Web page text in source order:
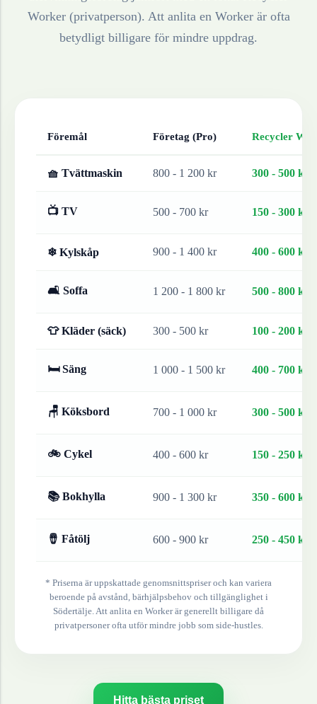
Worker (privatperson). Att anlita en Worker är ofta
betydligt billigare för mindre uppdrag.
Föremål Företag (Pro) Recycler
🧺 Tvättmaskin 800 - 1 200 kr 300 - 500 kr
📺 TV 500 - 700 kr 150 - 300 kr
❄ Kylskåp 900 - 1 400 kr 400 - 600 kr
🛋 Soffa 1 200 - 1 800 kr 500 - 800 kr
👕 Kläder (säck) 300 - 500 kr 100 - 200 kr
🛏 Säng 1 000 - 1 500 kr 400 - 700 kr
🪑 Köksbord 700 - 1 000 kr 300 - 500 kr
🚲 Cykel 400 - 600 kr 150 - 250 kr
📚 Bokhylla 900 - 1 300 kr 350 - 600 kr
🪘 Fåtölj 600 - 900 kr 250 - 450 kr
* Priserna är uppskattade genomsnittspriser och kan variera
beroende på avstånd, bärhjälpsbehov och tillgänglighet i
Södertälje. Att anlita en Worker är generellt billigare då
privatpersoner ofta utför mindre jobb som side-hustles.
Hitta bästa priset